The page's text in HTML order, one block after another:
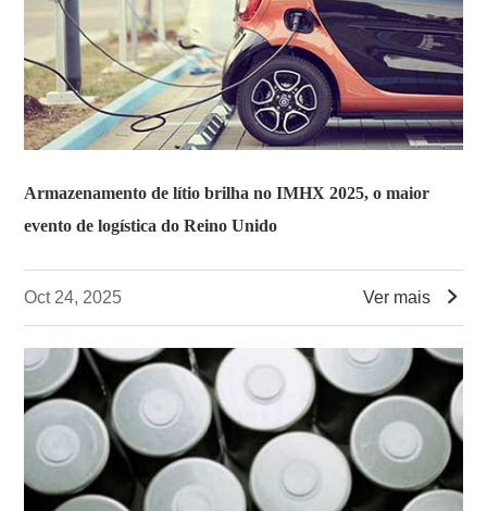
Armazenamento de lítio brilha no IMHX 2025, o maior
evento de logística do Reino Unido
Oct 24, 2025 Ver mais 